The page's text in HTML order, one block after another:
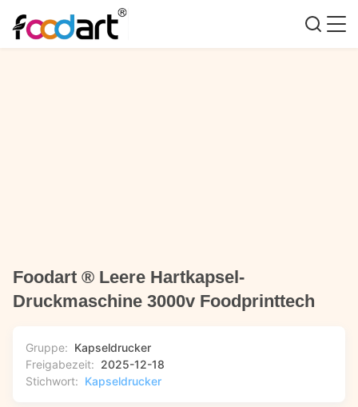
Foodart ® Leere Hartkapsel-
Druckmaschine 3000v Foodprinttech
Gruppe: Kapseldrucker
Freigabezeit: 2025-12-18
Stichwort: Kapseldrucker